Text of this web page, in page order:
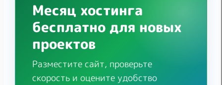
Месяц хостинга
бесплатно для новых
проектов
Разместите сайт, проверьте
скорость и оцените удобство